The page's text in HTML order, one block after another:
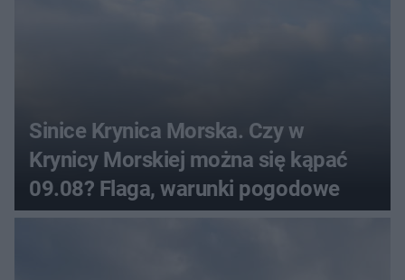
Sinice Krynica Morska. Czy w
Krynicy Morskiej można się kąpać
09.08? Flaga, warunki pogodowe